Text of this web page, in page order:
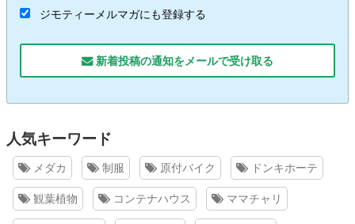
ジモティーメルマガにも登録する
新着投稿の通知をメールで受け取る
人気キーワード
メダカ 制服 原付バイク ドンキホーテ
観葉植物 コンテナハウス ママチャリ